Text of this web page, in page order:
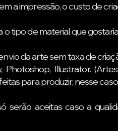
a impressão, o custo de
o tipo de material que
da arte sem taxa de
Photoshop, Illustrator.
para produzir, nesse
serão aceitas caso a